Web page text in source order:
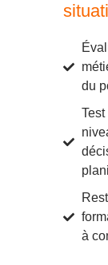
du
à